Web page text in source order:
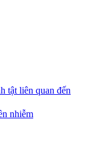
tật liên quan đến
nhiễm